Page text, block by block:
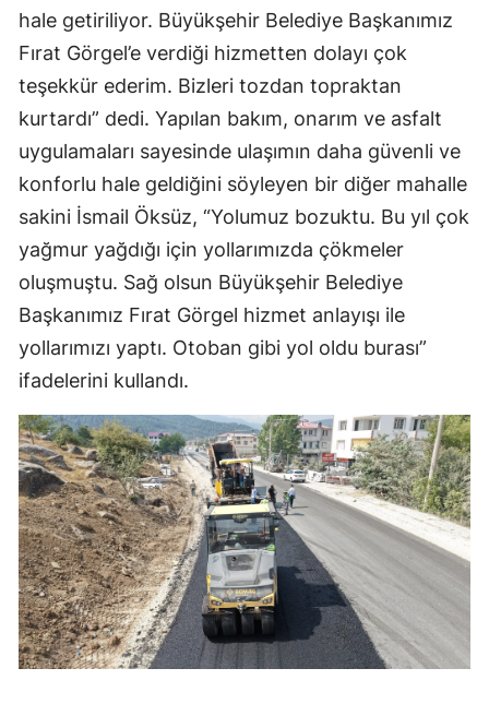
hale getiriliyor. Büyükşehir Belediye Başkanımız
Fırat Görgel’e verdiği hizmetten dolayı çok
teşekkür ederim. Bizleri tozdan topraktan
kurtardı” dedi. Yapılan bakım, onarım ve asfalt
uygulamaları sayesinde ulaşımın daha güvenli ve
konforlu hale geldiğini söyleyen bir diğer mahalle
sakini İsmail Öksüz, “Yolumuz bozuktu. Bu yıl çok
yağmur yağdığı için yollarımızda çökmeler
oluşmuştu. Sağ olsun Büyükşehir Belediye
Başkanımız Fırat Görgel hizmet anlayışı ile
yollarımızı yaptı. Otoban gibi yol oldu burası”
ifadelerini kullandı.